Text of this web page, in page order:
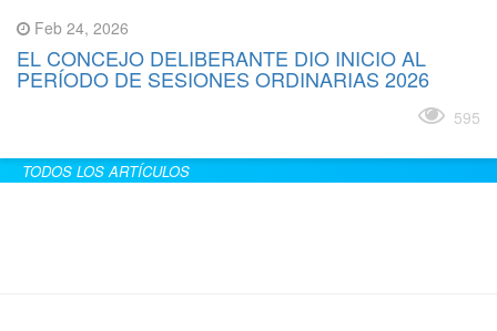
Feb 24, 2026
EL CONCEJO DELIBERANTE DIO INICIO AL
PERÍODO DE SESIONES ORDINARIAS 2026
595
TODOS LOS ARTÍCULOS